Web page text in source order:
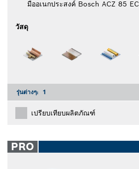
มืออเนกประสงค์ Bosch ACZ 85 EC
วัสดุ
รุ่นต่างๆ: 1
เปรียบเทียบผลิตภัณฑ์
PRO